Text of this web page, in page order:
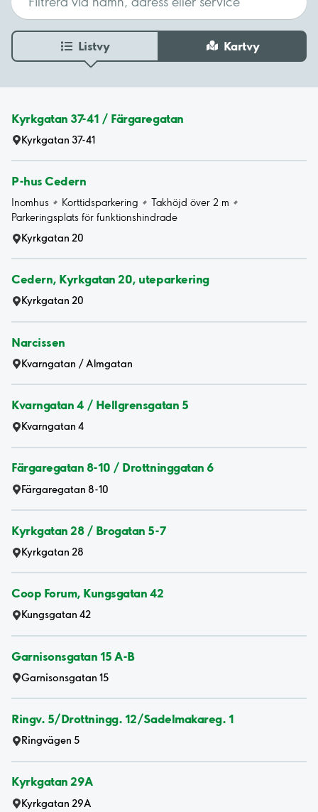
Listvy Kartvy
Kyrkgatan 37-41 / Färgaregatan
Kyrkgatan 37-41
P-hus Cedern
Inomhus Korttidsparkering
Takhöjd över 2 m
Parkeringsplats för funktionshindrade
Kyrkgatan 20
Cedern, Kyrkgatan 20, uteparkering
Kyrkgatan 20
Narcissen
Kvarngatan / Almgatan
Kvarngatan 4 / Hellgrensgatan 5
Kvarngatan 4
Färgaregatan 8-10 / Drottninggatan 6
Färgaregatan 8-10
Kyrkgatan 28 / Brogatan 5-7
Kyrkgatan 28
Coop Forum, Kungsgatan 42
Kungsgatan 42
Garnisonsgatan 15 A-B
Garnisonsgatan 15
Ringv. 5/Drottningg. 12/Sadelmakareg. 1
Ringvägen 5
Kyrkgatan 29A
Kyrkgatan 29A